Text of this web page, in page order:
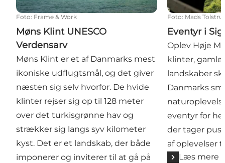
Foto: Frame & Work
Møns Klint UNESCO
Verdensarv
Møns Klint er et af Danmarks mest
ikoniske udflugtsmål, og det giver
næsten sig selv hvorfor. De hvide
klinter rejser sig op til 128 meter
over det turkisgrønne hav og
strækker sig langs syv kilometer
kyst. Det er et landskab, der både
imponerer og inviterer til at gå på
Foto: Mads
Eventyr i
Oplev Høje
klinter, gamle
landskaber
Danmarks
eventyr for
der tager
af oplevelser
Læs mere